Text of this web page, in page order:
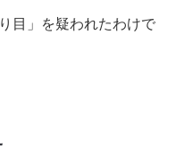
目」を疑われたわけで